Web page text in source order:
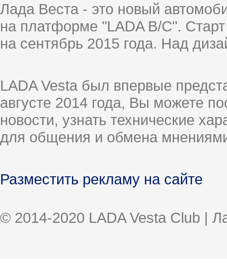
Лада Веста - это новый
на платформе "LADA B/C".
на сентябрь 2015 года. Над
LADA Vesta был впервые
августе 2014 года, Вы можете
новости, узнать технические
для общения и обмена
Разместить рекламу на сайте
© 2014-2020 LADA Vesta Club |